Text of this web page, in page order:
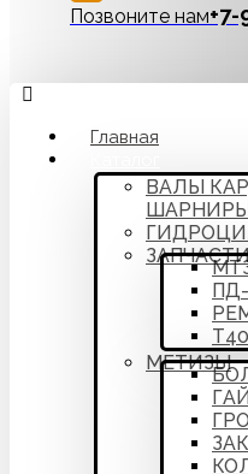
Позвоните нам
Главная
ВАЛЫ
МЕТИЗЫ